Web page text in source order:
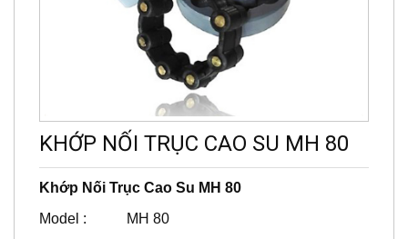
KHỚP NỐI TRỤC CAO SU MH 80
Khớp Nối Trục Cao Su MH 80
Model : MH 80
Chất liệu : Cao su, hợp kim gang